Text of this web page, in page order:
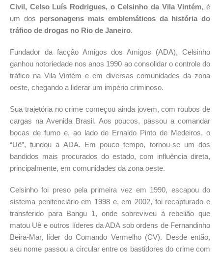
Civil, Celso Luís Rodrigues, o Celsinho da Vila Vintém, é
um dos personagens mais emblemáticos da história do
tráfico de drogas no Rio de Janeiro.
Fundador da facção Amigos dos Amigos (ADA), Celsinho
ganhou notoriedade nos anos 1990 ao consolidar o controle do
tráfico na Vila Vintém e em diversas comunidades da zona
oeste, chegando a liderar um império criminoso.
Sua trajetória no crime começou ainda jovem, com roubos de
cargas na Avenida Brasil. Aos poucos, passou a comandar
bocas de fumo e, ao lado de Ernaldo Pinto de Medeiros, o
“Uê”, fundou a ADA. Em pouco tempo, tornou-se um dos
bandidos mais procurados do estado, com influência direta,
principalmente, em comunidades da zona oeste.
Celsinho foi preso pela primeira vez em 1990, escapou do
sistema penitenciário em 1998 e, em 2002, foi recapturado e
transferido para Bangu 1, onde sobreviveu à rebelião que
matou Uê e outros líderes da ADA sob ordens de Fernandinho
Beira-Mar, líder do Comando Vermelho (CV). Desde então,
seu nome passou a circular entre os bastidores do crime com